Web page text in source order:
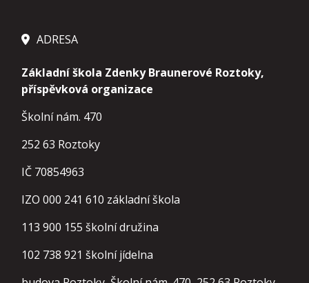
ADRESA
Základní škola Zdenky Braunerové Roztoky,
příspěvková organizace
Školní nám. 470
252 63 Roztoky
IČ 70854963
IZO 000 241 610 základní škola
113 900 155 školní družina
102 738 921 školní jídelna